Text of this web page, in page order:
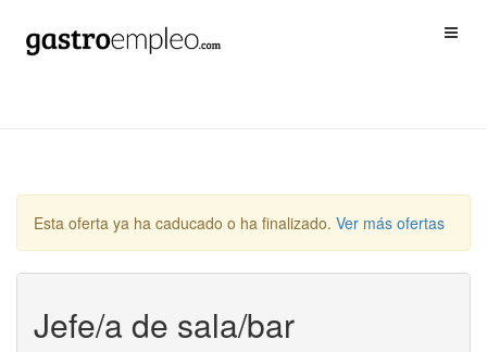
Esta oferta ya ha caducado o ha finalizado. Ver más ofertas
Jefe/a de sala/bar